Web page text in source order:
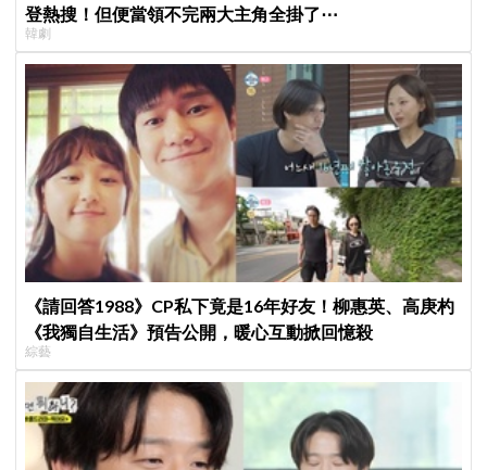
登熱搜！但便當領不完兩大主角全掛了⋯
韓劇
《請回答1988》CP私下竟是16年好友！柳惠英、高庚杓
《我獨自生活》預告公開，暖心互動掀回憶殺
綜藝